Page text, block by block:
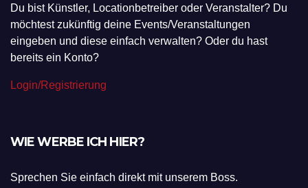
Du bist Künstler, Locationbetreiber oder Veranstalter? Du
möchtest zukünftig deine Events/Veranstaltungen
eingeben und diese einfach verwalten? Oder du hast
bereits ein Konto?
Login/Registrierung
WIE WERBE ICH HIER?
Sprechen Sie einfach direkt mit unserem Boss.